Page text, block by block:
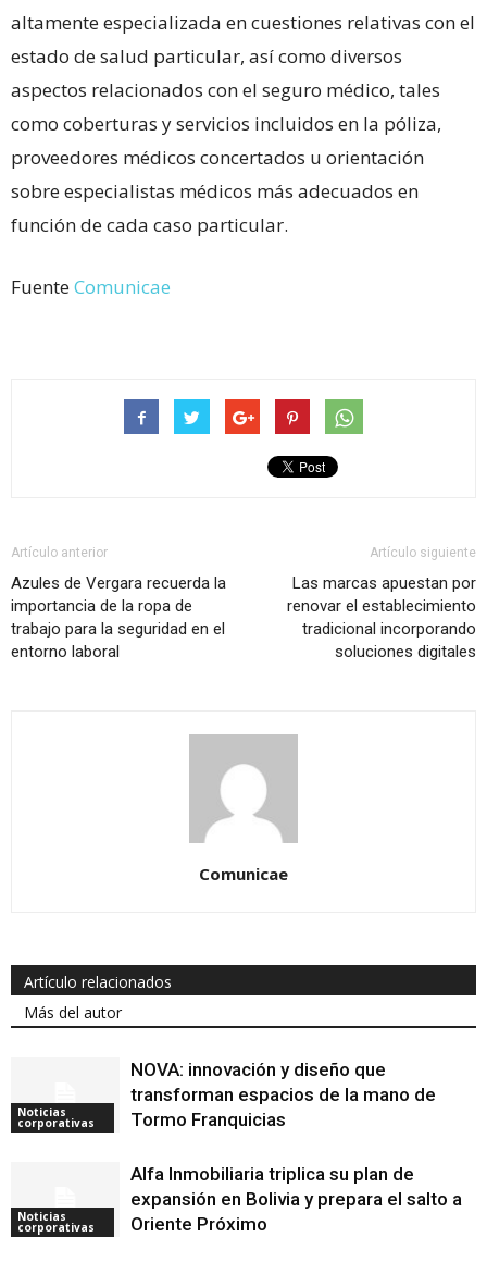
altamente especializada en cuestiones relativas con el
estado de salud particular, así como diversos
aspectos relacionados con el seguro médico, tales
como coberturas y servicios incluidos en la póliza,
proveedores médicos concertados u orientación
sobre especialistas médicos más adecuados en
función de cada caso particular.
FuenteComunicae
Artículo anterior
Azules de Vergara recuerda la
importancia de la ropa de
trabajo para la seguridad en el
entorno laboral
Artículo siguiente
Las marcas apuestan por
renovar el establecimiento
tradicional incorporando
soluciones digitales
Comunicae
Artículo relacionados
Más del autor
Noticias
corporativas
NOVA: innovación y diseño que
transforman espacios de la mano de
Tormo Franquicias
Noticias
corporativas
Alfa Inmobiliaria triplica su plan de
expansión en Bolivia y prepara el salto a
Oriente Próximo